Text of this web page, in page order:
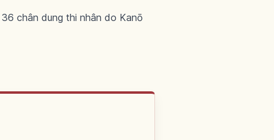
chân dung thi nhân do Kanō